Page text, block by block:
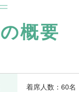
の概要
着席人数：60名